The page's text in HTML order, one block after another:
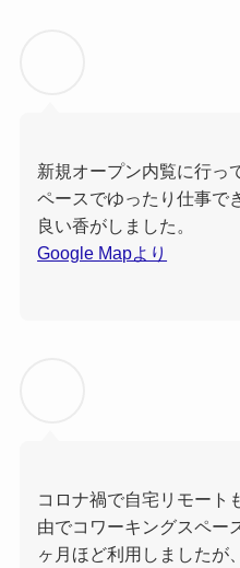
新規オープン内覧に行っ
ペースでゆったり仕事で
良い香がしました。
Google Mapより
コロナ禍で自宅リモート
由でコワーキングスペー
ヶ月ほど利用しましたが